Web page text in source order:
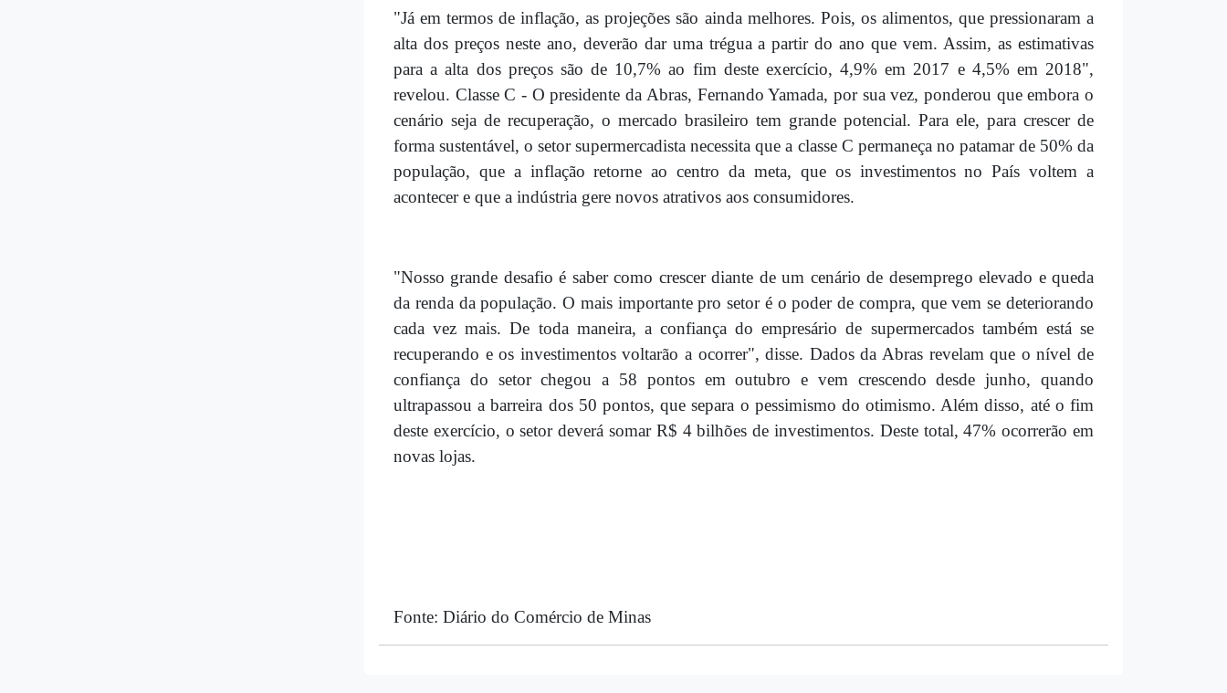
"Já em termos de inflação, as projeções são ainda melhores. Pois, os alimentos, que pressionaram a
alta dos preços neste ano, deverão dar uma trégua a partir do ano que vem. Assim, as estimativas
para a alta dos preços são de 10,7% ao fim deste exercício, 4,9% em 2017 e 4,5% em 2018",
revelou. Classe C - O presidente da Abras, Fernando Yamada, por sua vez, ponderou que embora o
cenário seja de recuperação, o mercado brasileiro tem grande potencial. Para ele, para crescer de
forma sustentável, o setor supermercadista necessita que a classe C permaneça no patamar de 50% da
população, que a inflação retorne ao centro da meta, que os investimentos no País voltem a
acontecer e que a indústria gere novos atrativos aos consumidores.
"Nosso grande desafio é saber como crescer diante de um cenário de desemprego elevado e queda
da renda da população. O mais importante pro setor é o poder de compra, que vem se deteriorando
cada vez mais. De toda maneira, a confiança do empresário de supermercados também está se
recuperando e os investimentos voltarão a ocorrer", disse. Dados da Abras revelam que o nível de
confiança do setor chegou a 58 pontos em outubro e vem crescendo desde junho, quando
ultrapassou a barreira dos 50 pontos, que separa o pessimismo do otimismo. Além disso, até o fim
deste exercício, o setor deverá somar R$ 4 bilhões de investimentos. Deste total, 47% ocorrerão em
novas lojas.
Fonte: Diário do Comércio de Minas